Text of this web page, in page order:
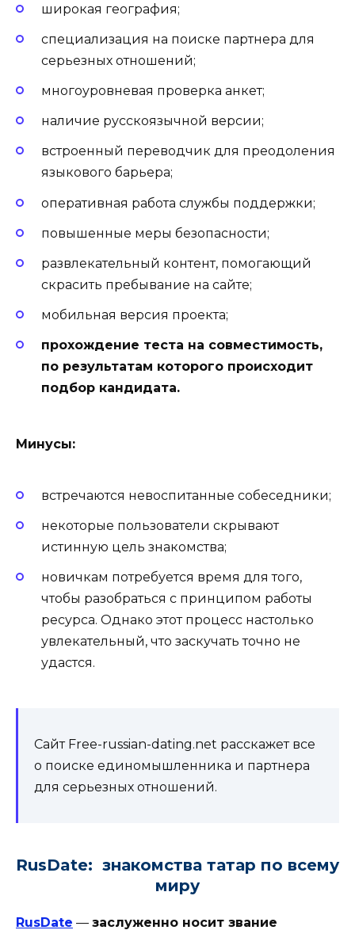
широкая география;
специализация на поиске партнера для
серьезных отношений;
многоуровневая проверка анкет;
наличие русскоязычной версии;
встроенный переводчик для преодоления
языкового барьера;
оперативная работа службы поддержки;
повышенные меры безопасности;
развлекательный контент, помогающий
скрасить пребывание на сайте;
мобильная версия проекта;
прохождение теста на совместимость,
по результатам которого происходит
подбор кандидата.
Минусы:
встречаются невоспитанные собеседники;
некоторые пользователи скрывают
истинную цель знакомства;
новичкам потребуется время для того,
чтобы разобраться с принципом работы
ресурса. Однако этот процесс настолько
увлекательный, что заскучать точно не
удастся.
Сайт Free-russian-dating.net расскажет все
о поиске единомышленника и партнера
для серьезных отношений.
RusDate: знакомства татар по всему
миру
RusDate — заслуженно носит звание